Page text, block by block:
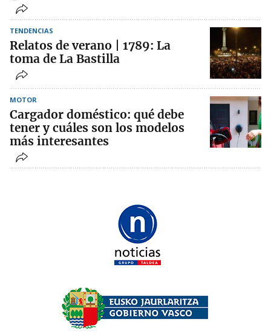
TENDENCIAS
Relatos de verano | 1789: La
toma de La Bastilla
MOTOR
Cargador doméstico: qué debe
tener y cuáles son los modelos
más interesantes